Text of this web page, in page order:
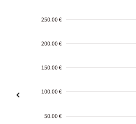
250.00 €
200.00 €
150.00 €
100.00 €
50.00 €